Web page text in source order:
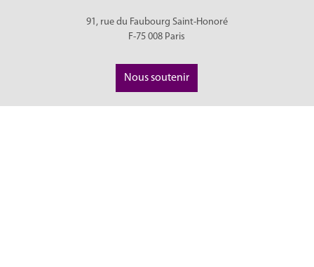
91, rue du Faubourg Saint-Honoré
F-75 008 Paris
Nous soutenir